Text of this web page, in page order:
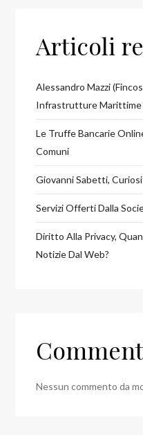
Articoli
Alessandro Mazzi
Infrastrutture Marittime
Le Truffe Bancarie
Comuni
Giovanni Sabetti,
Servizi Offerti Dalla
Diritto Alla Privacy,
Notizie Dal Web?
Nessun commento da